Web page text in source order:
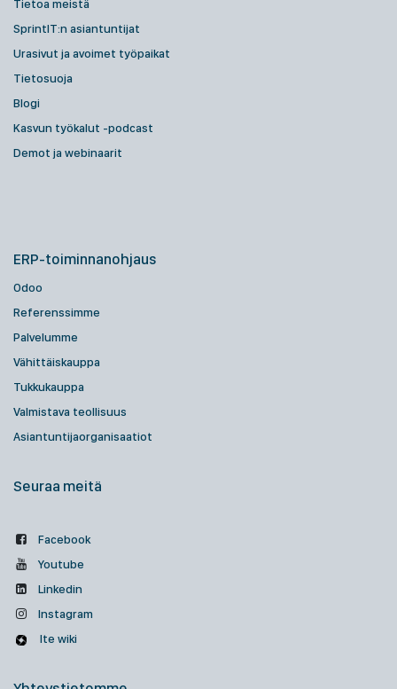
Tietoa meistä
SprintIT:n asiantuntijat
Urasivut ja avoimet työpaikat
Tietosuoja
Blogi
Kasvun työkalut -podcast
Demot ja webinaarit
ERP-toiminnanohjaus
Odoo
Referenssimme
Palvelumme
Vähittäiskauppa
Tukkukauppa
Valmistava teollisuus
Asiantuntijaorganisaatiot
Seuraa meitä
Facebook
Youtube
Linkedin
Instagram
Ite wiki